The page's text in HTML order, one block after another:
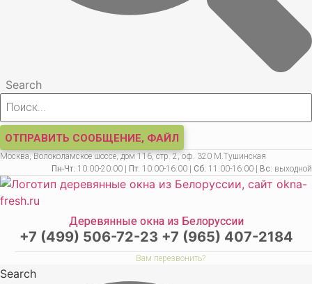
Search
ОТПРАВИТЬ СООБЩЕНИЕ, ФАЙЛ
Москва, Волоколамское шоссе, дом 116, стр. 2, оф. 320 М.Тушинская
Пн-Чт: 10:00-20:00 | Пт: 10:00-16:00 | Сб: 11:00-16:00 | Вс: выходной
Деревянные окна из Белоруссии
+7 (499) 506-72-23 +7 (965) 407-2184
Вам перезвонить?
Search